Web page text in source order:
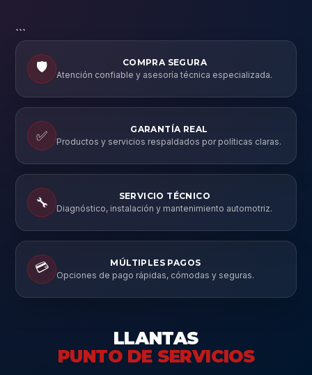
```
🛡️
COMPRA SEGURA
Atención confiable y asesoría técnica especializada.
✅
GARANTÍA REAL
Productos y servicios respaldados por políticas claras.
🔧
SERVICIO TÉCNICO
Diagnóstico, instalación y mantenimiento automotriz.
💳
MÚLTIPLES PAGOS
Opciones de pago rápidas, cómodas y seguras.
LLANTAS
PUNTO DE SERVICIOS